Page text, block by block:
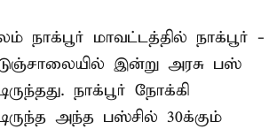
நாக்பூர் மாவட்டத்தில் நாக்பூர் -
இன்று அரசு பஸ்
நாக்பூர் நோக்கி
அந்த பஸ்சில் 30க்கும்